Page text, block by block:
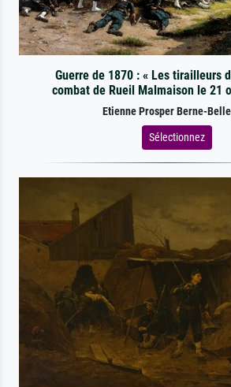
Guerre de 1870 : « Les tirailleurs
combat de Rueil Malmaison le 21
Etienne Prosper Berne-
Sélectionnez